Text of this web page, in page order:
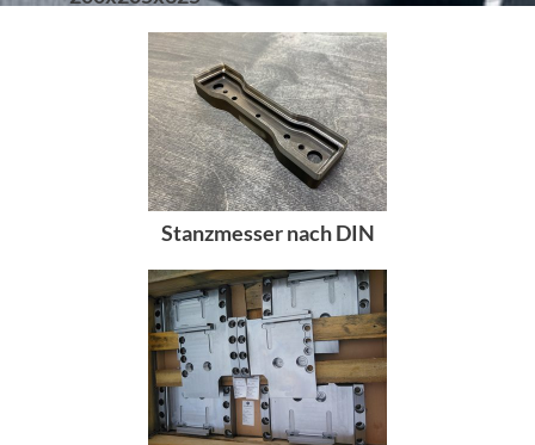
UNSERE PARTNER
MASCHINEN
PRODUKTE
KARRIERE
KONTAKT
Stanzmesser nach DIN